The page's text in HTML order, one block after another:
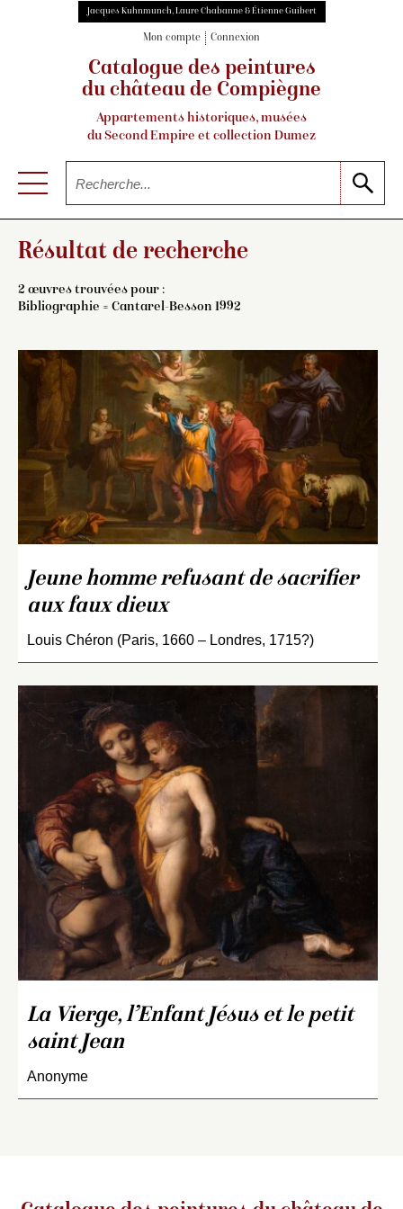
Jacques Kuhnmunch, Laure Chabanne & Étienne Guibert
Mon compte Connexion
Catalogue des peintures
du château de Compiègne
Appartements historiques, musées
du Second Empire et collection Dumez
Résultat de recherche
2 œuvres trouvées pour :
Bibliographie = Cantarel-Besson 1992
Jeune homme refusant de sacrifier
aux faux dieux
Louis Chéron (Paris, 1660 – Londres, 1715?)
La Vierge, l’Enfant Jésus et le petit
saint Jean
Anonyme